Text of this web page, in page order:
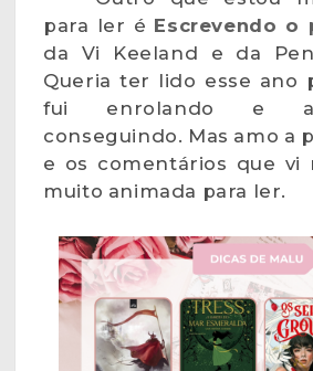
para ler é Escrevendo o
da Vi Keeland e da
Queria ter lido esse ano
fui enrolando e
conseguindo. Mas amo a
e os comentários que vi
muito animada para ler.